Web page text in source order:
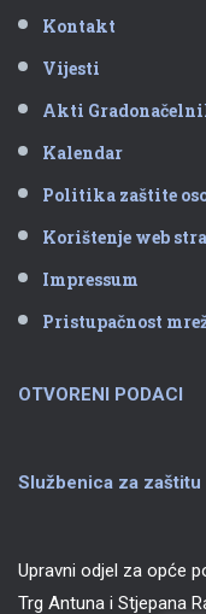
Kontakt
Vijesti
Akti
Kalendar
Politika zaštite
Korištenje web
Impressum
Pristupačnost
OTVORENI PODACI
Službenica za zaštitu
Upravni odjel za opće
Trg Antuna i Stjepana